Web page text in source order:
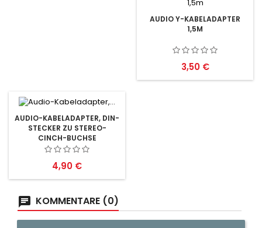
AUDIO Y-KABELADAPTER
1,5M
Preis
3,50 €
AUDIO-KABELADAPTER, DIN-
STECKER ZU STEREO-
CINCH-BUCHSE
Preis
4,90 €
KOMMENTARE (0)